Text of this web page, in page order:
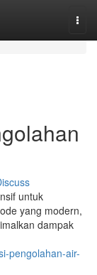
untuk
yang modern,
dampak
pengolahan-air-